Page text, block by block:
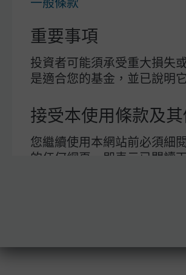
重要事項
投資者可能須承受重大損失
是適合您的基金，並已說明
接受本使用條款及其
您繼續使用本網站前必須細
的任何網頁，即表示已閱讀
款及細則約束。倘若您不
本使用條款為您與摩根基
戶協議，以及管限您使用
港居民使用。如選擇閱覽本資料，即閣下表明及保證
來表現。特別是投資於新興市場及小型企業的基金可
資決定前請先留意有關
。本網站所載資料並
定假設及目前市場狀況作出，且可隨時變動而不發出
會」)審閱，惟有關摩根公積金計劃之資料則已取得證
，iPad和iPhone是Apple Inc.在美國和其他國家註冊的商
（亞洲）有限公司 2025。不得轉載。